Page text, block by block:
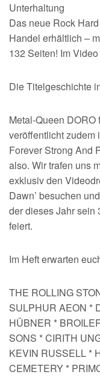
Unterhaltung
Das neue Rock
Handel erhältlich –
132 Seiten! Im
Die Titelgeschichte
Metal-Queen
veröffentlicht zudem
Forever Strong And
also. Wir trafen uns
exklusiv den
Dawn’ besuchen
der dieses Jahr sein
feiert.
Im Heft erwarten
THE ROLLING
SULPHUR AEON *
HÜBNER *
SONS * CIRITH
KEVIN RUSSELL *
CEMETERY *